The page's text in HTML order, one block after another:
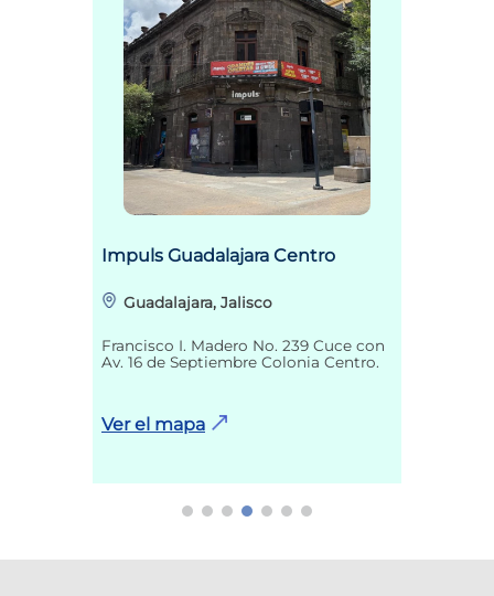
Impuls Guadalajara Centro
Guadalajara, Jalisco
Francisco I. Madero No. 239 Cuce con
Av. 16 de Septiembre Colonia Centro.
Ver el mapa